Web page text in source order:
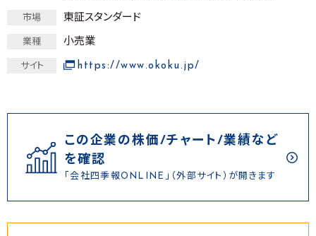
市場 東証スタンダード
業種 小売業
サイト https://www.okoku.jp/
この企業の株価/チャート/業績など
を確認
「会社四季報ONLINE」（外部サイト）が開きます